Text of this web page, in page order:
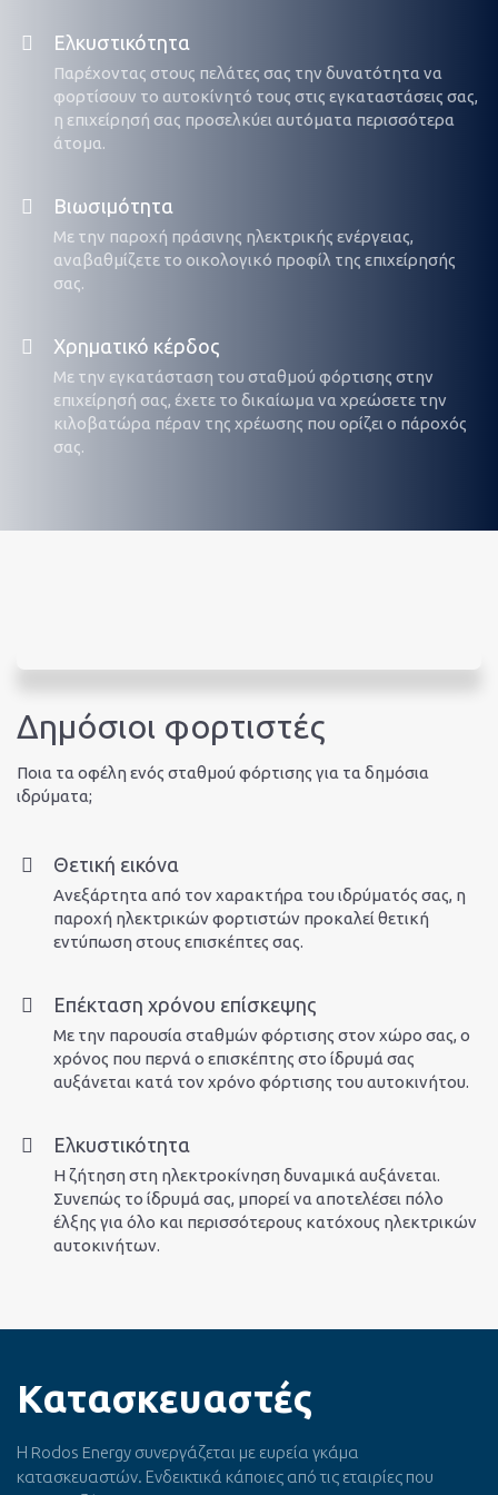
Ελκυστικότητα
Παρέχοντας στους πελάτες σας την δυνατότητα να
φορτίσουν το αυτοκίνητό τους στις εγκαταστάσεις σας,
η επιχείρησή σας προσελκύει αυτόματα περισσότερα
άτομα.
Βιωσιμότητα
Με την παροχή πράσινης ηλεκτρικής ενέργειας,
αναβαθμίζετε το οικολογικό προφίλ της επιχείρησής
σας.
Χρηματικό κέρδος
Με την εγκατάσταση του σταθμού φόρτισης στην
επιχείρησή σας, έχετε το δικαίωμα να χρεώσετε την
κιλοβατώρα πέραν της χρέωσης που ορίζει ο πάροχός
σας.
Δημόσιοι φορτιστές
Ποια τα οφέλη ενός σταθμού φόρτισης για τα δημόσια
ιδρύματα;
Θετική εικόνα
Ανεξάρτητα από τον χαρακτήρα του ιδρύματός σας, η
παροχή ηλεκτρικών φορτιστών προκαλεί θετική
εντύπωση στους επισκέπτες σας.
Επέκταση χρόνου επίσκεψης
Με την παρουσία σταθμών φόρτισης στον χώρο σας, ο
χρόνος που περνά ο επισκέπτης στο ίδρυμά σας
αυξάνεται κατά τον χρόνο φόρτισης του αυτοκινήτου.
Ελκυστικότητα
Η ζήτηση στη ηλεκτροκίνηση δυναμικά αυξάνεται.
Συνεπώς το ίδρυμά σας, μπορεί να αποτελέσει πόλο
έλξης για όλο και περισσότερους κατόχους ηλεκτρικών
αυτοκινήτων.
Κατασκευαστές
Η Rodos Energy συνεργάζεται με ευρεία γκάμα
κατασκευαστών. Ενδεικτικά κάποιες από τις εταιρίες που